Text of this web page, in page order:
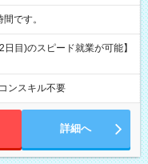
時間です。
目)のスピード就業が可能】
ンスキル不要
詳細へ